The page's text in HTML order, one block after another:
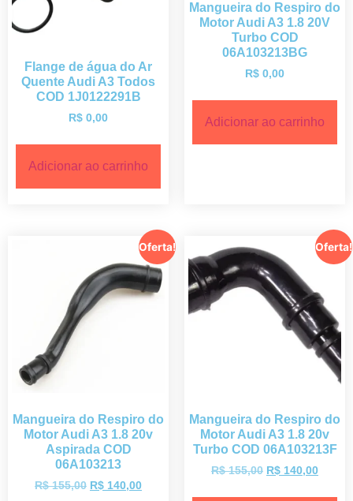
Flange de água do Ar
Quente Audi A3 Todos
COD 1J0122291B
R$ 0,00
Adicionar ao carrinho
Mangueira do Respiro do
Motor Audi A3 1.8 20V
Turbo COD
06A103213BG
R$ 0,00
Adicionar ao carrinho
Oferta!
Mangueira do Respiro do
Motor Audi A3 1.8 20v
Aspirada COD
06A103213
R$155,00 R$ 140,00
Oferta!
Mangueira do Respiro do
Motor Audi A3 1.8 20v
Turbo COD 06A103213F
R$155,00 R$ 140,00